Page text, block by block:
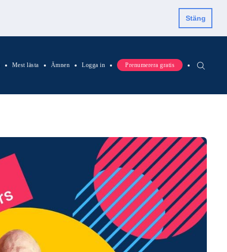
Stäng
Mest lästa Ämnen Logga in Prenumerera gratis